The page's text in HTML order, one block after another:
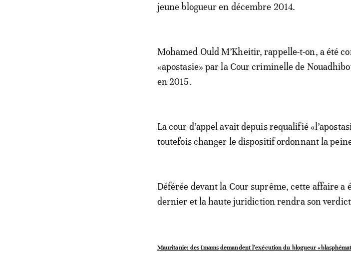
jeune blogueur en décembre 2014.
Mohamed Ould M’Kheitir, rappelle-t-on, a été
«apostasie» par la Cour criminelle de
en 2015.
La cour d’appel avait depuis requalifié
toutefois changer le dispositif ordonnant la
Déférée devant la Cour suprême, cette affaire a
dernier et la haute juridiction rendra son
Mauritanie: des Imams demandent l’exécution du blogueur